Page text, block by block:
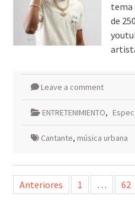
tema
de
Leave a comment
ENTRETENIMIENTO,
Cantante, música urbana
Paginación
deAnteriores 1 … 62